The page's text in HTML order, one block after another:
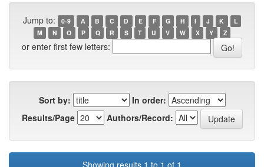
Jump to: 0-9 A B C D E F G H I J K
L
M
N O P Q R S T U V W X Y Z
or enter first few letters:
Sort by:
In order:
Results/Page
Authors/Record:
Showing results 1 to 1 of 1